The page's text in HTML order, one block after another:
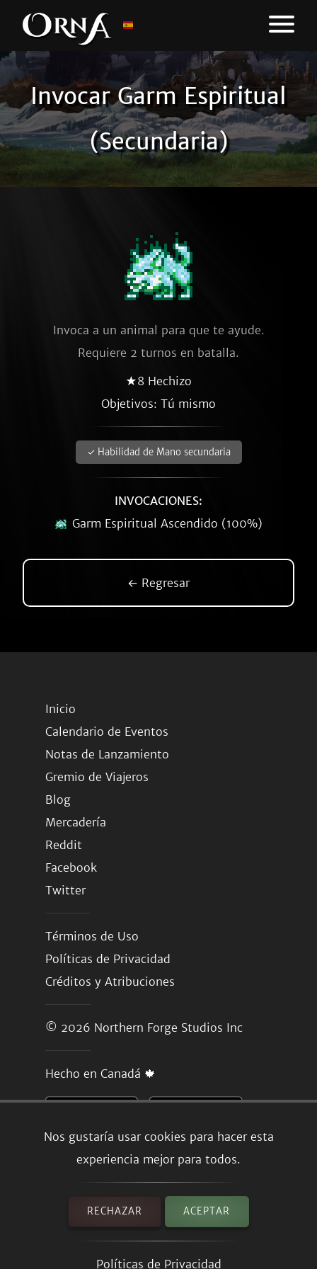
Invocar Garm Espiritual
(Secundaria)
Nos gustaría usar cookies para hacer esta
experiencia mejor para todos.
RECHAZAR ACEPTAR
Políticas de Privacidad
Invoca a un animal para que te ayude.
Requiere 2 turnos en batalla.
★8 Hechizo
Objetivos: Tú mismo
✓ Habilidad de Mano secundaria
INVOCACIONES:
Garm Espiritual Ascendido (100%)
← Regresar
Inicio
Calendario de Eventos
Notas de Lanzamiento
Gremio de Viajeros
Blog
Mercadería
Reddit
Facebook
Twitter
Términos de Uso
Políticas de Privacidad
Créditos y Atribuciones
© 2026 Northern Forge Studios Inc
Hecho en Canadá 🍁